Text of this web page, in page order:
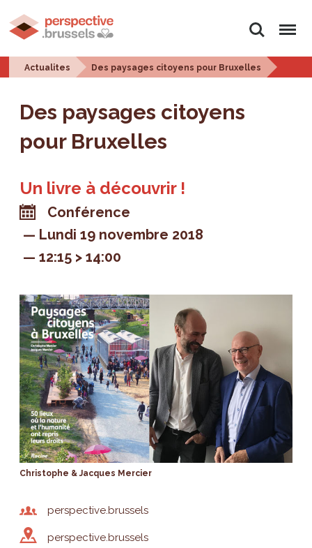
Rechercher
Menu
Actualites Des paysages citoyens pour Bruxelles
Des paysages citoyens
pour Bruxelles
Un livre à découvrir !
Conférence
Lundi 19 novembre 2018
12:15 > 14:00
Christophe & Jacques Mercier
perspective.brussels
perspective.brussels